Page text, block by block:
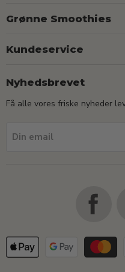
Grønne Smoothies
Kundeservice
Nyhedsbrevet
Få alle vores friske nyheder
Din email